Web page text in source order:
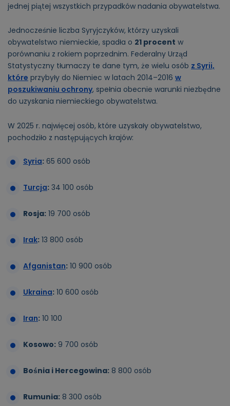
jednej piątej wszystkich przypadków nadania obywatelstwa.
Jednocześnie liczba Syryjczyków, którzy uzyskali
obywatelstwo niemieckie, spadła o 21 procent w
porównaniu z rokiem poprzednim. Federalny Urząd
Statystyczny tłumaczy te dane tym, że wielu osób z Syrii,
które przybyły do Niemiec w latach 2014–2016 w
poszukiwaniu ochrony, spełnia obecnie warunki niezbędne
do uzyskania niemieckiego obywatelstwa.
W 2025 r. najwięcej osób, które uzyskały obywatelstwo,
pochodziło z następujących krajów:
Syria: 65 600 osób
Turcja: 34 100 osób
Rosja: 19 700 osób
Irak: 13 800 osób
Afganistan: 10 900 osób
Ukraina: 10 600 osób
Iran: 10 100
Kosowo: 9 700 osób
Bośnia i Hercegowina: 8 800 osób
Rumunia: 8 300 osób